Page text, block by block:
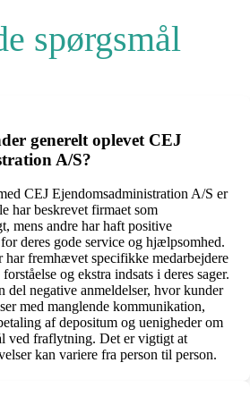
spørgsmål
generelt oplevet CEJ
A/S?
CEJ Ejendomsadministration A/S er
har beskrevet firmaet som
mens andre har haft positive
deres gode service og hjælpsomhed.
har fremhævet specifikke medarbejdere
og ekstra indsats i deres sager.
del negative anmeldelser, hvor kunder
med manglende kommunikation,
af depositum og uenigheder om
ved fraflytning. Det er vigtigt at
kan variere fra person til person.